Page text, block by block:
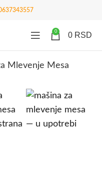
0 0 RSD